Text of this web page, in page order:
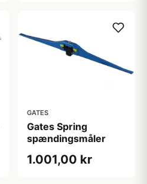
GATES
Gates Spring
spændingsmåler
1.001,00 kr